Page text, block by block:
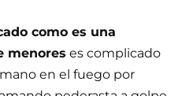
como es una
menores es complicado
en el fuego por